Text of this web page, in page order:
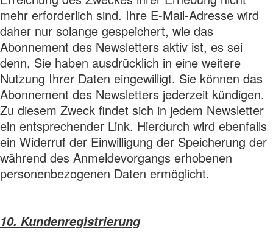
mehr erforderlich sind. Ihre E-Mail-Adresse wird
daher nur solange gespeichert, wie das
Abonnement des Newsletters aktiv ist, es sei
denn, Sie haben ausdrücklich in eine weitere
Nutzung Ihrer Daten eingewilligt. Sie können das
Abonnement des Newsletters jederzeit kündigen.
Zu diesem Zweck findet sich in jedem Newsletter
ein entsprechender Link. Hierdurch wird ebenfalls
ein Widerruf der Einwilligung der Speicherung der
während des Anmeldevorgangs erhobenen
personenbezogenen Daten ermöglicht.
10. Kundenregistrierung